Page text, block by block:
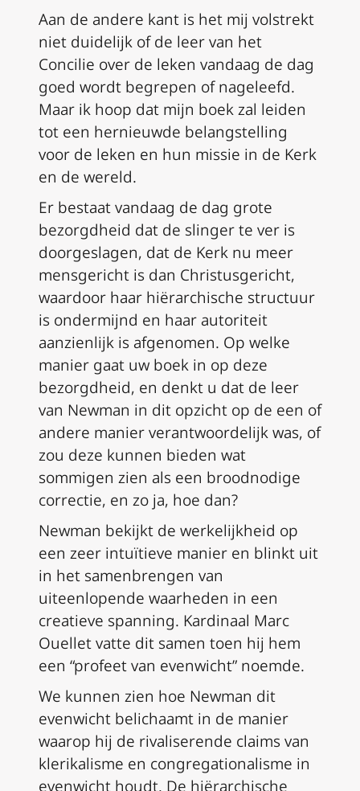
Aan de andere kant is het mij volstrekt
niet duidelijk of de leer van het
Concilie over de leken vandaag de dag
goed wordt begrepen of nageleefd.
Maar ik hoop dat mijn boek zal leiden
tot een hernieuwde belangstelling
voor de leken en hun missie in de Kerk
en de wereld.
Er bestaat vandaag de dag grote
bezorgdheid dat de slinger te ver is
doorgeslagen, dat de Kerk nu meer
mensgericht is dan Christusgericht,
waardoor haar hiërarchische structuur
is ondermijnd en haar autoriteit
aanzienlijk is afgenomen. Op welke
manier gaat uw boek in op deze
bezorgdheid, en denkt u dat de leer
van Newman in dit opzicht op de een of
andere manier verantwoordelijk was, of
zou deze kunnen bieden wat
sommigen zien als een broodnodige
correctie, en zo ja, hoe dan?
Newman bekijkt de werkelijkheid op
een zeer intuïtieve manier en blinkt uit
in het samenbrengen van
uiteenlopende waarheden in een
creatieve spanning. Kardinaal Marc
Ouellet vatte dit samen toen hij hem
een “profeet van evenwicht” noemde.
We kunnen zien hoe Newman dit
evenwicht belichaamt in de manier
waarop hij de rivaliserende claims van
klerikalisme en congregationalisme in
evenwicht houdt. De hiërarchische